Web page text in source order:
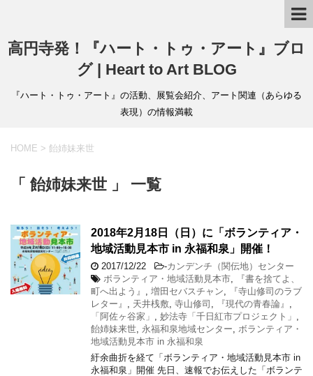
高円寺発！『ハート・トゥ・アート』ブロ
グ | Heart to Art BLOG
『ハート・トゥ・アート』の活動、展覧会紹介、アート関連（あらゆる
表現）の情報満載
HOME > 飴姉妹来世
「 飴姉妹来世 」 一覧
2018年2月18日（日）に「ボランティア・
地域活動見本市 in 永福和泉」開催！
2017/12/22 -カンデンチ（関伝地）センター
ボランティア・地域活動見本市
『書を捨てよ、
町へ出よう』
増田セバスチャン
『寺山修司のラブ
レター』
天井桟敷 寺山修司 『現代の青春論』
「阿佐ヶ谷家」
妙法寺「千日紅市プロジェクト」
飴姉妹来世 永福和泉地域センター
ボランティア・
地域活動見本市 in 永福和泉
紆余曲折を経て「ボランティア・地域活動見本市 in
永福和泉」開催 先日、速報でお伝えした「ボランテ